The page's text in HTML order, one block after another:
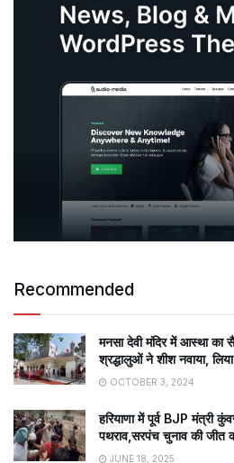
Recommended
मनसा देवी मंदिर में आस्था
श्रद्धालुओं ने शीश नवाया, लिया
OCTOBER 3, 2024
हरियाणा में पूर्व BJP मंत्री
पथराव,सरपंच चुनाव की जीत
JUNE 18, 2025